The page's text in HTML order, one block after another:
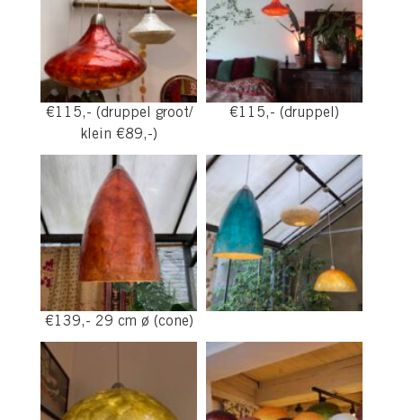
€115,- (druppel groot/
klein €89,-)
€115,- (druppel)
€139,- 29 cm ø (cone)